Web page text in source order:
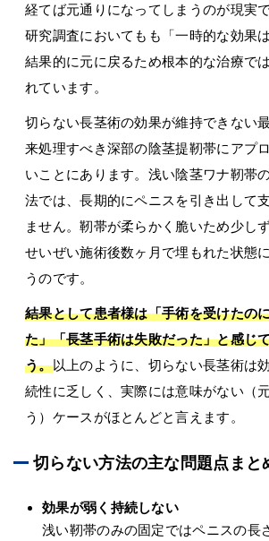
経てば元通りになってしまうのが現実
研究調査においてもも「一時的な効果
結果的に元に戻るため根本的な治療で
れています。
切らない長茎術の効果が維持できない
来処理すべき深部の陰茎提靭帯にアプ
いことにあります。浅い陰茎ワナ靭帯
法では、長期的にペニスを引き出して
ません。靭帯が柔らかく脆いため少し
せいぜい施術後数ヶ月で埋もれた状態
うのです。
結果として患者様は「手術を受けたの
た」「長茎手術は失敗だった」と感じ
う。以上のように、切らない長茎術は
続性に乏しく、実際には意味がない（
う）ケースがほとんどと言えます。
切らない方法の主な問題点まと
効果が弱く持続しない
浅い靭帯のみの固定ではペニスの長